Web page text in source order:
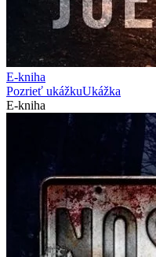
E-kniha
Pozrieť ukážkuUkážka
E-kniha